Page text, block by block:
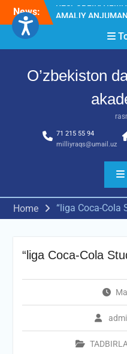
Skip
content
News:
Diqqat e’lon!
2026” tadbiri bo‘lib
RESPUBLIKA
O’zbekiston
71 215 55 94
milliyraqs@umail.uz
Home “liga Coca-Cola
“liga Coca-Cola